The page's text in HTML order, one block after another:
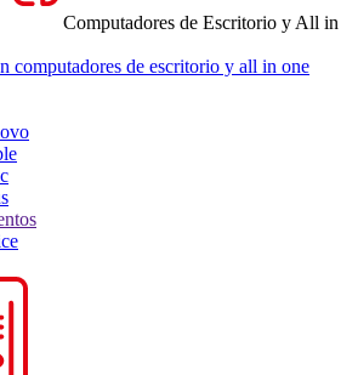
Computadores de Escritorio y All in
computadores de escritorio y all in one